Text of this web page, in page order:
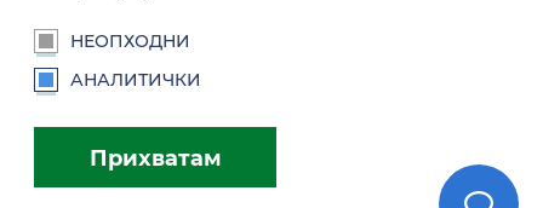
euprava.gov.rs
Портал еУправа Републике Србије
НЕОПХОДНИ
АНАЛИТИЧКИ
Прихватам